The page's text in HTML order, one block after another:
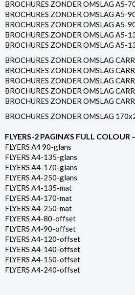
BROCHURES ZONDER OMSLAG A5-
BROCHURES ZONDER OMSLAG A5-
BROCHURES ZONDER OMSLAG A5-
BROCHURES ZONDER OMSLAG A5-
BROCHURES ZONDER OMSLAG A5-
BROCHURES ZONDER OMSLAG
BROCHURES ZONDER OMSLAG
BROCHURES ZONDER OMSLAG
BROCHURES ZONDER OMSLAG
BROCHURES ZONDER OMSLAG
BROCHURES ZONDER OMSLAG
FLYERS-2 PAGINA’S FULL COLOUR
FLYERS A4 90-glans
FLYERS A4-135-glans
FLYERS A4-170-glans
FLYERS A4-250-glans
FLYERS A4-135-mat
FLYERS A4-170-mat
FLYERS A4-250-mat
FLYERS A4-80-offset
FLYERS A4-90-offset
FLYERS A4-120-offset
FLYERS A4-140-offset
FLYERS A4-150-offset
FLYERS A4-240-offset